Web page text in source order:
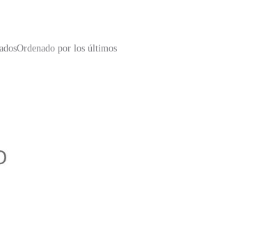
Ordenado por los últimos